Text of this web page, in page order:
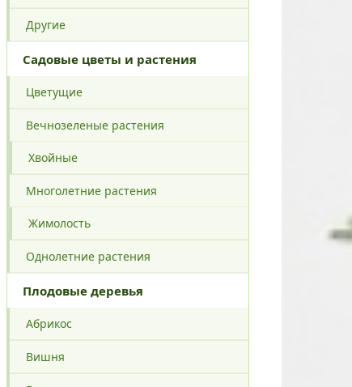
Другие
Садовые цветы и растения
Цветущие
Вечнозеленые растения
Хвойные
Многолетние растения
Жимолость
Однолетние растения
Плодовые деревья
Абрикос
Вишня